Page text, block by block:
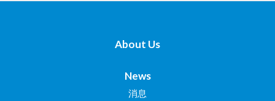
About Us
News
消息